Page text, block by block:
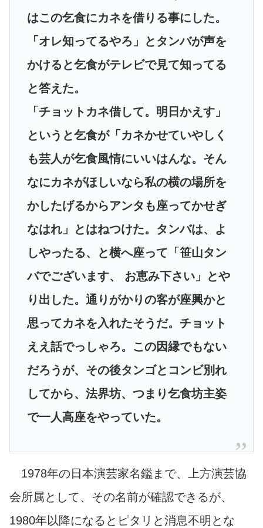
はこの乞食にカネを借りる事にした。
「オレ知ってるやろ」とタンバが声を
かけると乞食がテレビで見て知ってる
と答えた。
「チョットカネ借して。明日かえす」
というと乞食が「カネかせていやしく
も芸人が乞食風情にいいはんな。そん
なにカネがほしいなら私の横の場所を
かしたげるからアンタも座ってかせぎ
なはれ」とはねつけた。タンバは、よ
しやったる、と横へ座って「笹山タン
バでございます、 お恵み下さい」とや
り出した。通りがかりの客が座興かと
思ってカネを入れたそうだ。チョット
ええ話でっしゃろ。この因縁でもない
だろうが、その後タンゴとコンビ別れ
してから、法界坊、つまり乞食坊主姿
で一人高座をやっていた。
1978年の日本演芸家名鑑まで、上方演芸協
会所属として、その名前が確認できるが、
1980年以降になるとピタリと消息不明とな